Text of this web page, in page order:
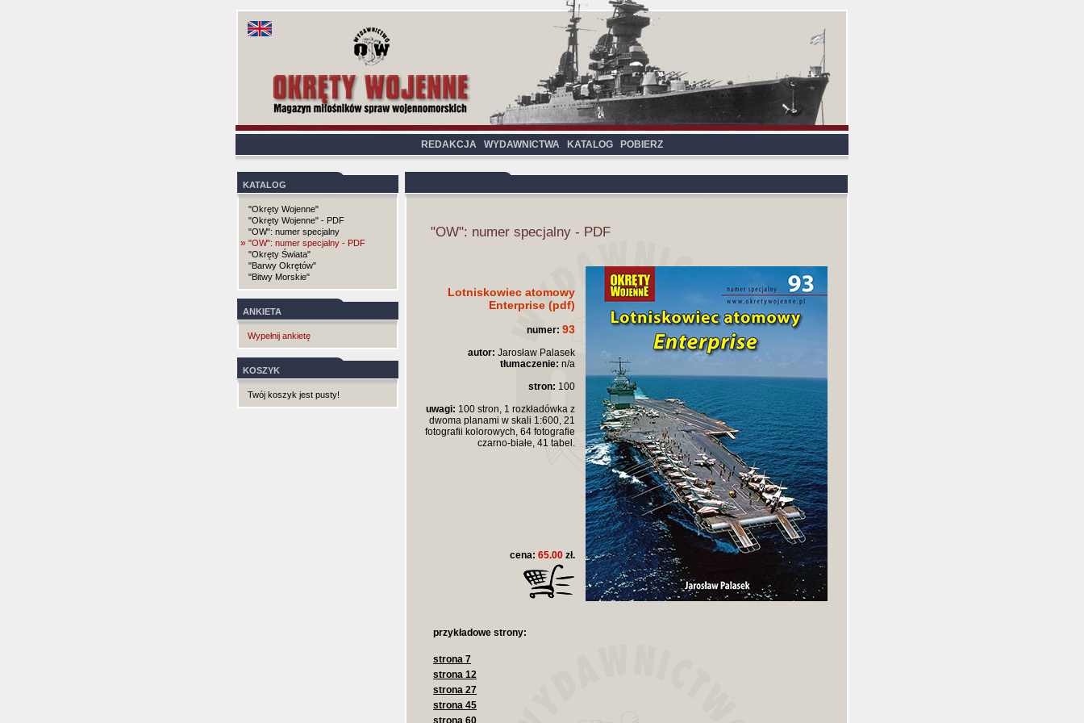
REDAKCJA WYDAWNICTWA KATALOG POBIERZ
KATALOG
"Okręty Wojenne"
"Okręty Wojenne" - PDF
"OW": numer specjalny
» "OW": numer specjalny - PDF
"Okręty Świata"
"Barwy Okrętów"
"Bitwy Morskie"
ANKIETA
Wypełnij ankietę
KOSZYK
Twój koszyk jest pusty!
"OW": numer specjalny - PDF
Lotniskowiec atomowy
Enterprise (pdf)
numer: 93
autor: Jarosław Palasek
tłumaczenie: n/a
stron: 100
uwagi: 100 stron, 1 rozkładówka z
dwoma planami w skali 1:600, 21
fotografii kolorowych, 64 fotografie
czarno-białe, 41 tabel.
cena: 65.00 zł.
przykładowe strony:
strona 7
strona 12
strona 27
strona 45
strona 60